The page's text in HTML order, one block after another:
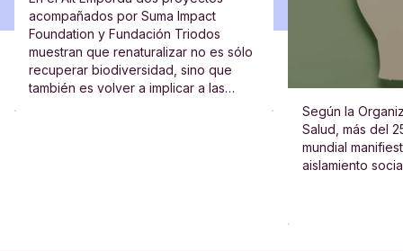
acompañados por Suma Impact
Foundation y Fundación Triodos
muestran que renaturalizar no es sólo
recuperar biodiversidad, sino que
también es volver a implicar a las
Según la
Salud, más del
mundial
aislamiento